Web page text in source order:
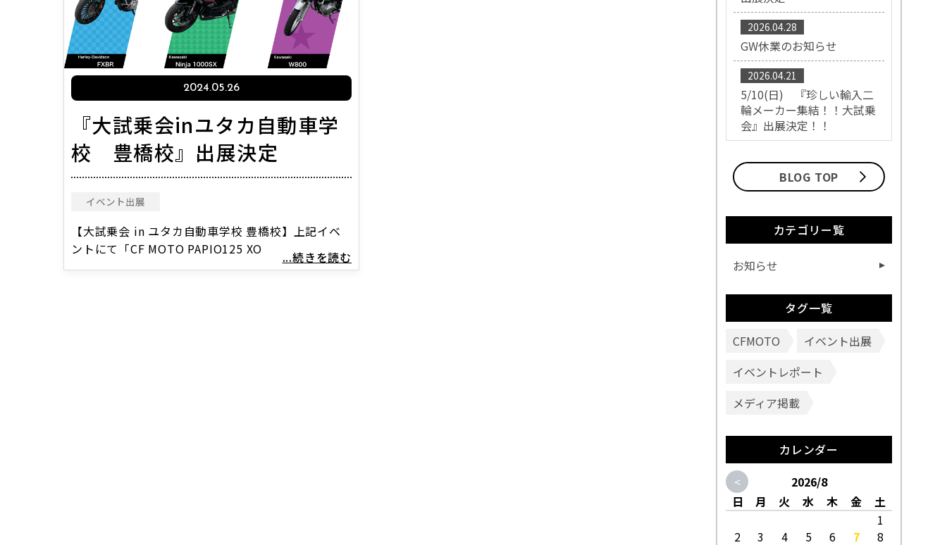
2024.05.26
『大試乗会inユタカ自動車学
校 豊橋校』出展決定
イベント出展
【大試乗会 in ユタカ自動車学校 豊橋校】上記イベ
ントにて「CF MOTO PAPIO125 XO
...続きを読む
2026.04.28
GW休業のお知らせ
2026.04.21
5/10(日) 『珍しい輸入二
輪メーカー集結！！大試乗
会』出展決定！！
BLOG TOP
カテゴリー覧
お知らせ
タグ一覧
CFMOTO
イベント出展
イベントレポート
メディア掲載
カレンダー
<
2026/8
日
月 火 水 木 金
土
1
2
3 4 5 6 7
8